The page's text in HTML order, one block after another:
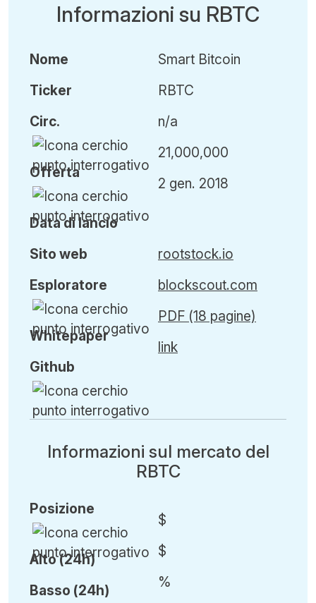
Informazioni su RBTC
Nome
Ticker
Circ.
Offerta
Data di lancio
Smart Bitcoin
RBTC
n/a
21,000,000
2 gen. 2018
Sito web
Esploratore
Whitepaper
Github
rootstock.io
blockscout.com
PDF (18 pagine)
link
Informazioni sul mercato del
RBTC
Posizione
Alto (24h)
Basso (24h)
$
$
%